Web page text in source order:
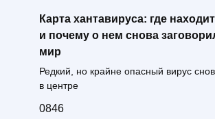
Карта хантавируса: где
и почему о нем снова
мир
Редкий, но крайне опасный вирус
в центре
0846